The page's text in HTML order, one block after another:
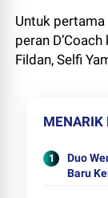
Untuk
peran
Fildan, Selfi
MENARIK
Duo
Baru